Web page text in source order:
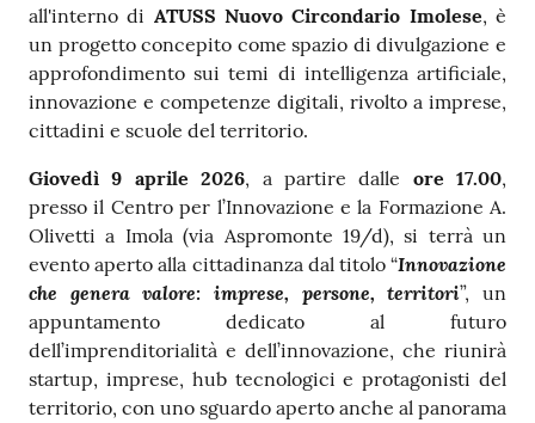
all'interno di ATUSS Nuovo Circondario Imolese, è
un progetto concepito come spazio di divulgazione e
approfondimento sui temi di intelligenza artificiale,
innovazione e competenze digitali, rivolto a imprese,
cittadini e scuole del territorio.
Giovedì 9 aprile 2026, a partire dalle ore 17.00,
presso il Centro per l’Innovazione e la Formazione A.
Olivetti a Imola (via Aspromonte 19/d), si terrà un
evento aperto alla cittadinanza dal titolo “Innovazione
che genera valore: imprese, persone, territori”, un
appuntamento dedicato al futuro
dell’imprenditorialità e dell’innovazione, che riunirà
startup, imprese, hub tecnologici e protagonisti del
territorio, con uno sguardo aperto anche al panorama